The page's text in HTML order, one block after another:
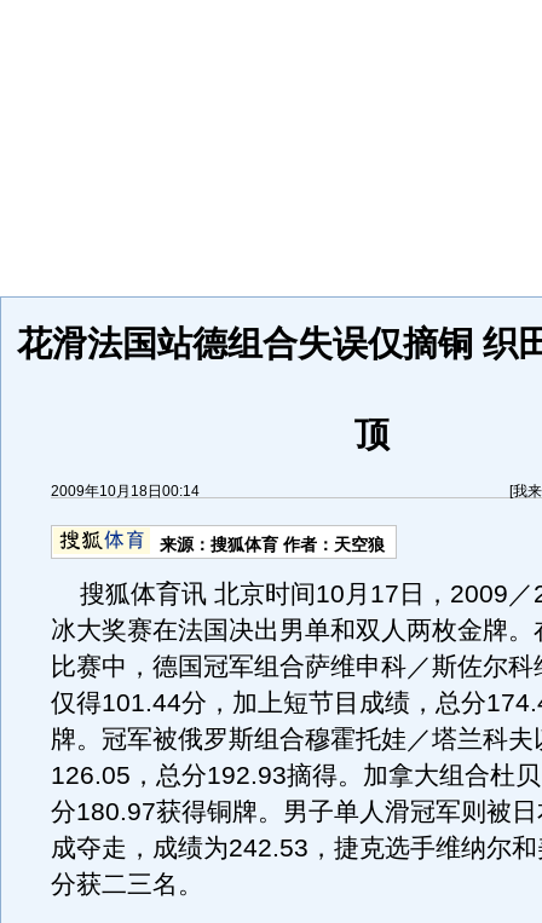
花滑法国站德组合失误仅摘铜 织
顶
2009年10月18日00:14 [我
来源： 搜狐体育作者：天空狼
搜狐体育讯 北京时间10月17日，2009／
冰大奖赛在法国决出男单和双人两枚金牌。
比赛中，德国冠军组合萨维申科／斯佐尔
仅得101.44分，加上短节目成绩，总分
牌。冠军被俄罗斯组合穆霍托娃／塔兰科夫
126.05，总分192.93摘得。加拿大组合杜
分180.97获得铜牌。男子单人滑冠军则被
成夺走，成绩为242.53，捷克选手维纳尔
分获二三名。